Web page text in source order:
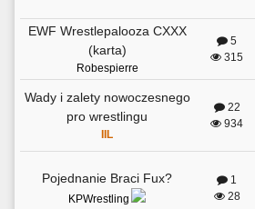
EWF Wrestlepalooza CXXX
(karta)
Robespierre
5
315
Wady i zalety nowoczesnego
pro wrestlingu
IIL
22
934
Pojednanie Braci Fux?
KPWrestling
1
28